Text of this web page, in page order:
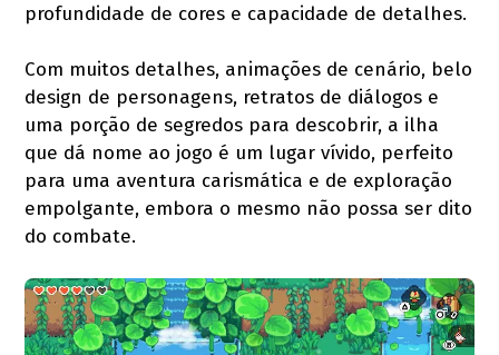
profundidade de cores e capacidade de detalhes.
Com muitos detalhes, animações de cenário, belo
design de personagens, retratos de diálogos e
uma porção de segredos para descobrir, a ilha
que dá nome ao jogo é um lugar vívido, perfeito
para uma aventura carismática e de exploração
empolgante, embora o mesmo não possa ser dito
do combate.